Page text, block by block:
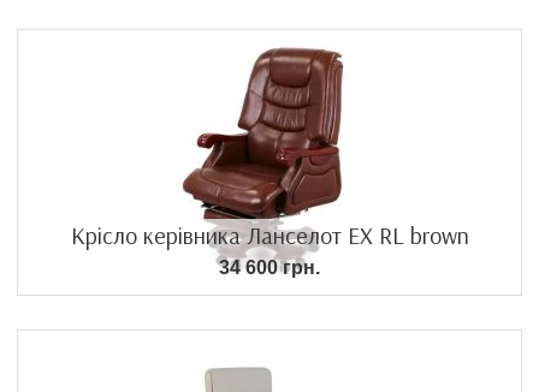
Крісло керівника Ланселот EX RL brown
34 600 грн.